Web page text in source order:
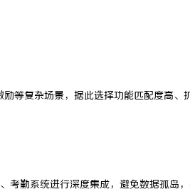
等复杂场景，据此选择功能匹配度高、
考勤系统进行深度集成，避免数据孤岛